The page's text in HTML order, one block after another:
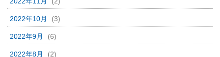
2022年10月 (3)
2022年9月 (6)
2022年8月 (2)